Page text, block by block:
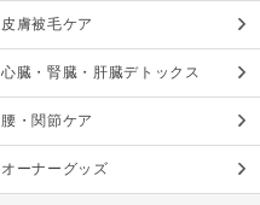
皮膚被毛ケア
心臓・腎臓・肝臓デトックス
腰・関節ケア
オーナーグッズ